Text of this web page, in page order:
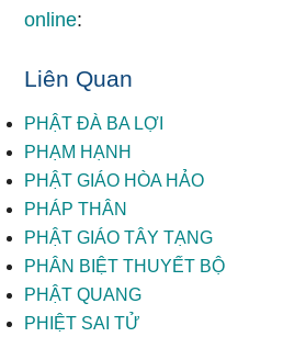
online:
Liên Quan
PHẬT ĐÀ BA LỢI
PHẠM HẠNH
PHẬT GIÁO HÒA HẢO
PHÁP THÂN
PHẬT GIÁO TÂY TẠNG
PHÂN BIỆT THUYẾT BỘ
PHẬT QUANG
PHIỆT SAI TỬ